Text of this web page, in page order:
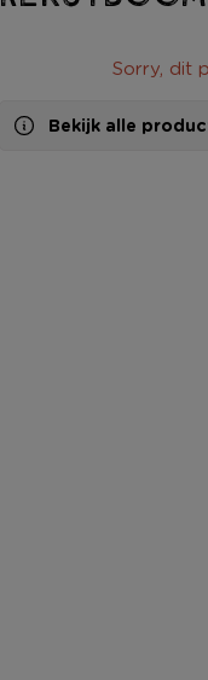
Sorry, dit
Bekijk alle